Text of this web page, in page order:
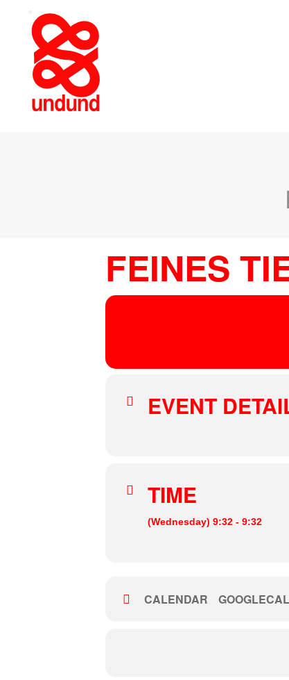
FEINES
EVENT
TIME
(Wednesday) 9:32 - 9:32
CALENDAR GOOGLECAL